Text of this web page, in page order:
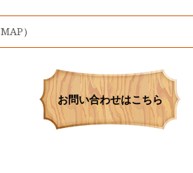
MAP）
お問い合わせはこちら